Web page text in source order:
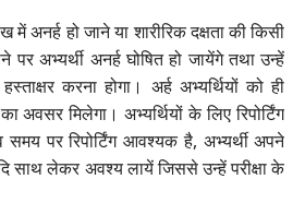
में अनर्ह हो जाने या शारीरिक दक्षता की किसी
पर अभ्यर्थी अनर्ह घोषित हो जायेंगे तथा उन्हें
करना होगा। अर्ह अभ्यर्थियों को ही
अवसर मिलेगा। अभ्यर्थियों के लिए रिपोर्टिंग
पर रिपोर्टिंग आवश्यक है, अभ्यर्थी अपने
साथ लेकर अवश्य लायें जिससे उन्हें परीक्षा के